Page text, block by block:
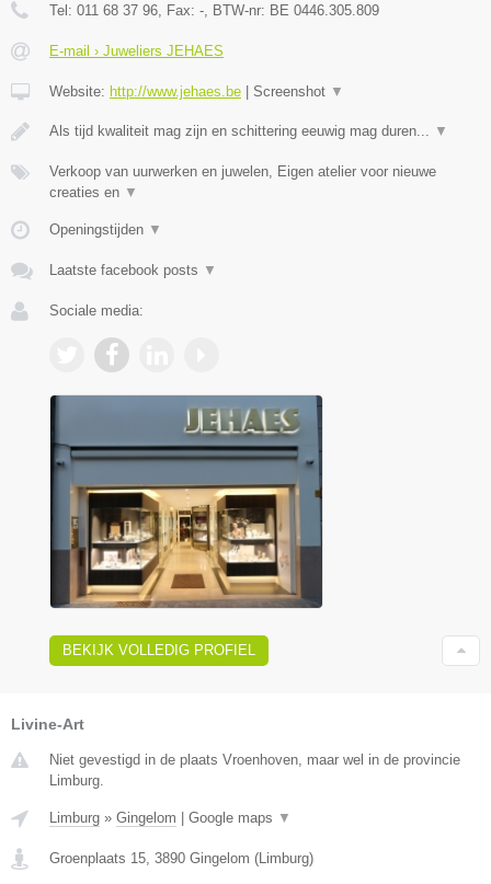
Tel: 011 68 37 96 , Fax: - , BTW-nr: BE 0446.305.809
E-mail › Juweliers JEHAES
Website: http://www.jehaes.be | Screenshot ▼
Als tijd kwaliteit mag zijn en schittering eeuwig mag duren... ▼
Verkoop van uurwerken en juwelen, Eigen atelier voor nieuwe
creaties en ▼
Openingstijden ▼
Laatste facebook posts ▼
Sociale media:
BEKIJK VOLLEDIG PROFIEL
Livine-Art
Niet gevestigd in de plaats Vroenhoven, maar wel in de provincie
Limburg.
Limburg » Gingelom Google maps ▼
Groenplaats 15, 3890 Gingelom (Limburg)